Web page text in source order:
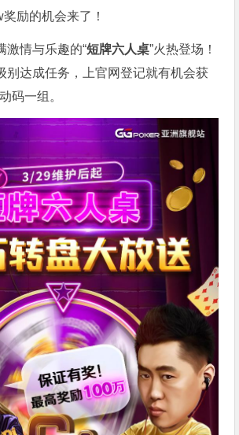
励的机会来了！
激情与乐趣的“短牌六人桌”火热登场！
别达成任务，上官网登记就有机会获
码一组。